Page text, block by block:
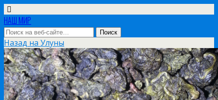
НАШ МИР
Назад на Улуны